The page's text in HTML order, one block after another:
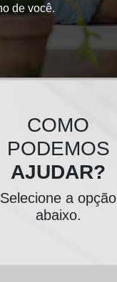
de você.
COMO
PODEMOS
AJUDAR?
Selecione a opção
abaixo.